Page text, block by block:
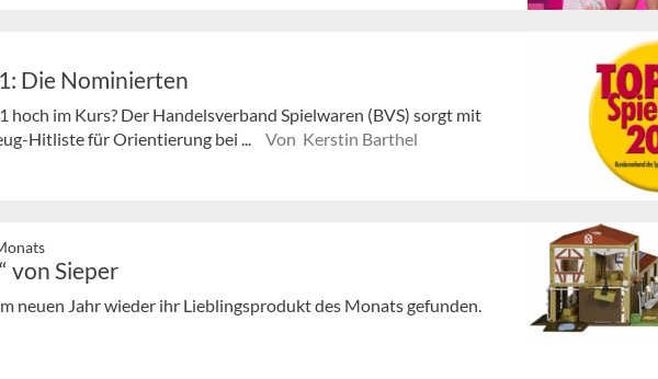
Die Nominierten
hoch im Kurs? Der Handelsverband Spielwaren (BVS) sorgt mit
Hitliste für Orientierung bei ...
Von Kerstin Barthel
von Sieper
neuen Jahr wieder ihr Lieblingsprodukt des Monats gefunden.